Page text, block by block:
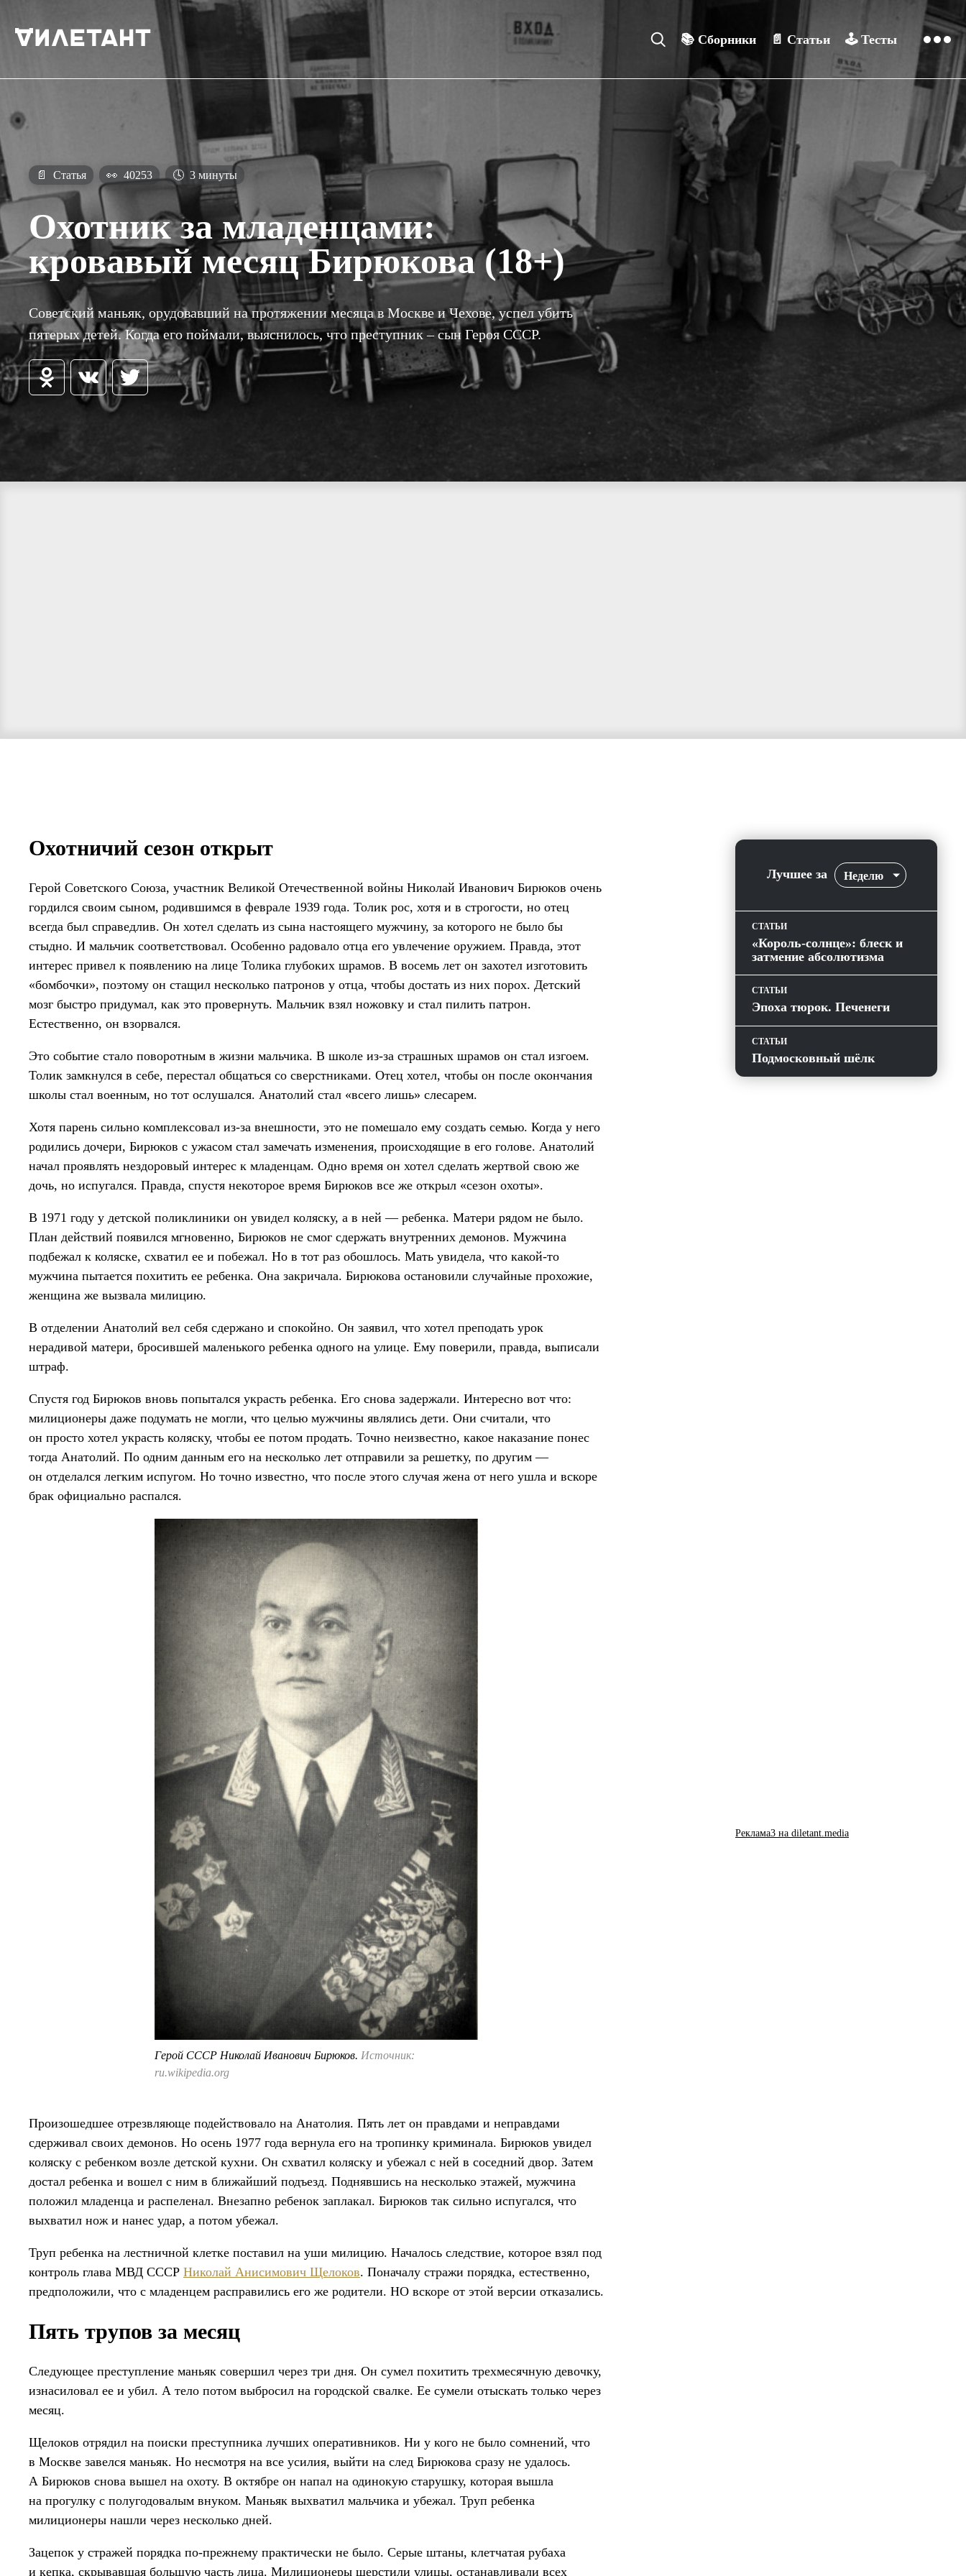
📚 Сборники 📄 Статьи 🕹️ Тесты
📄 Статья 👀 40253 🕓 3 минуты
Охотник за младенцами:
кровавый месяц Бирюкова (18+)
Советский маньяк, орудовавший на протяжении месяца в Москве и Чехове, успел убить
пятерых детей. Когда его поймали, выяснилось, что преступник – сын Героя СССР.
Охотничий сезон открыт
Герой Советского Союза, участник Великой Отечественной войны Николай Иванович Бирюков очень
гордился своим сыном, родившимся в феврале 1939 года. Толик рос, хотя и в строгости, но отец
всегда был справедлив. Он хотел сделать из сына настоящего мужчину, за которого не было бы
стыдно. И мальчик соответствовал. Особенно радовало отца его увлечение оружием. Правда, этот
интерес привел к появлению на лице Толика глубоких шрамов. В восемь лет он захотел изготовить
«бомбочки», поэтому он стащил несколько патронов у отца, чтобы достать из них порох. Детский
мозг быстро придумал, как это провернуть. Мальчик взял ножовку и стал пилить патрон.
Естественно, он взорвался.
Это событие стало поворотным в жизни мальчика. В школе из-за страшных шрамов он стал изгоем.
Толик замкнулся в себе, перестал общаться со сверстниками. Отец хотел, чтобы он после окончания
школы стал военным, но тот ослушался. Анатолий стал «всего лишь» слесарем.
Хотя парень сильно комплексовал из-за внешности, это не помешало ему создать семью. Когда у него
родились дочери, Бирюков с ужасом стал замечать изменения, происходящие в его голове. Анатолий
начал проявлять нездоровый интерес к младенцам. Одно время он хотел сделать жертвой свою же
дочь, но испугался. Правда, спустя некоторое время Бирюков все же открыл «сезон охоты».
В 1971 году у детской поликлиники он увидел коляску, а в ней — ребенка. Матери рядом не было.
План действий появился мгновенно, Бирюков не смог сдержать внутренних демонов. Мужчина
подбежал к коляске, схватил ее и побежал. Но в тот раз обошлось. Мать увидела, что какой-то
мужчина пытается похитить ее ребенка. Она закричала. Бирюкова остановили случайные прохожие,
женщина же вызвала милицию.
В отделении Анатолий вел себя сдержано и спокойно. Он заявил, что хотел преподать урок
нерадивой матери, бросившей маленького ребенка одного на улице. Ему поверили, правда, выписали
штраф.
Спустя год Бирюков вновь попытался украсть ребенка. Его снова задержали. Интересно вот что:
милиционеры даже подумать не могли, что целью мужчины являлись дети. Они считали, что
он просто хотел украсть коляску, чтобы ее потом продать. Точно неизвестно, какое наказание понес
тогда Анатолий. По одним данным его на несколько лет отправили за решетку, по другим —
он отделался легким испугом. Но точно известно, что после этого случая жена от него ушла и вскоре
брак официально распался.
Герой СССР Николай Иванович Бирюков. Источник:
ru.wikipedia.org
Произошедшее отрезвляюще подействовало на Анатолия. Пять лет он правдами и неправдами
сдерживал своих демонов. Но осень 1977 года вернула его на тропинку криминала. Бирюков увидел
коляску с ребенком возле детской кухни. Он схватил коляску и убежал с ней в соседний двор. Затем
достал ребенка и вошел с ним в ближайший подъезд. Поднявшись на несколько этажей, мужчина
положил младенца и распеленал. Внезапно ребенок заплакал. Бирюков так сильно испугался, что
выхватил нож и нанес удар, а потом убежал.
Труп ребенка на лестничной клетке поставил на уши милицию. Началось следствие, которое взял под
контроль глава МВД СССР Николай Анисимович Щелоков. Поначалу стражи порядка, естественно,
предположили, что с младенцем расправились его же родители. НО вскоре от этой версии отказались.
Пять трупов за месяц
Следующее преступление маньяк совершил через три дня. Он сумел похитить трехмесячную девочку,
изнасиловал ее и убил. А тело потом выбросил на городской свалке. Ее сумели отыскать только через
месяц.
Щелоков отрядил на поиски преступника лучших оперативников. Ни у кого не было сомнений, что
в Москве завелся маньяк. Но несмотря на все усилия, выйти на след Бирюкова сразу не удалось.
А Бирюков снова вышел на охоту. В октябре он напал на одинокую старушку, которая вышла
на прогулку с полугодовалым внуком. Маньяк выхватил мальчика и убежал. Труп ребенка
милиционеры нашли через несколько дней.
Зацепок у стражей порядка по-прежнему практически не было. Серые штаны, клетчатая рубаха
и кепка, скрывавшая большую часть лица. Милиционеры шерстили улицы, останавливали всех
Лучшее за Неделю
СТАТЬИ
«Король-солнце»: блеск и
затмение абсолютизма
СТАТЬИ
Эпоха тюрок. Печенеги
СТАТЬИ
Подмосковный шёлк
Реклама3 на diletant.media